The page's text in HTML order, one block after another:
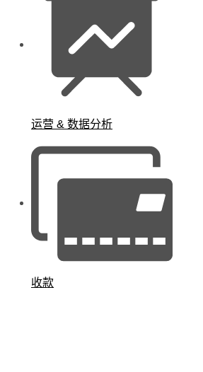
运营 & 数据分析
收款